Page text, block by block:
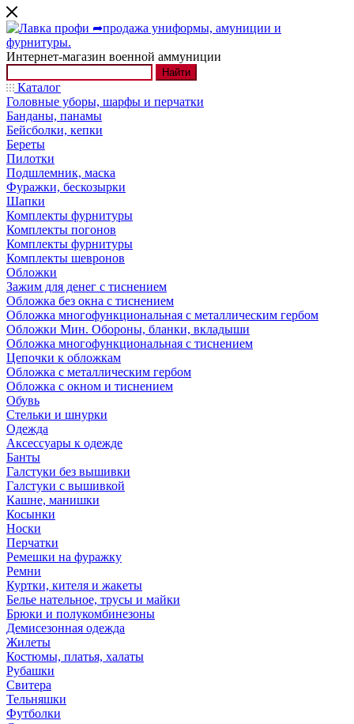
Интернет-магазин военной аммуниции
Найти
Каталог
Головные уборы, шарфы и перчатки
Банданы, панамы
Бейсболки, кепки
Береты
Пилотки
Подшлемник, маска
Фуражки, бескозырки
Шапки
Комплекты фурнитуры
Комплекты погонов
Комплекты фурнитуры
Комплекты шевронов
Обложки
Зажим для денег с тиснением
Обложка без окна с тиснением
Обложка многофункциональная с металлическим гербом
Обложки Мин. Обороны, бланки, вкладыши
Обложка многофункциональная с тиснением
Цепочки к обложкам
Обложка с металлическим гербом
Обложка с окном и тиснением
Обувь
Стельки и шнурки
Одежда
Аксессуары к одежде
Банты
Галстуки без вышивки
Галстуки с вышивкой
Кашне, манишки
Косынки
Носки
Перчатки
Ремешки на фуражку
Ремни
Куртки, кителя и жакеты
Белье нательное, трусы и майки
Брюки и полукомбинезоны
Демисезонная одежда
Жилеты
Костюмы, платья, халаты
Рубашки
Свитера
Тельняшки
Футболки